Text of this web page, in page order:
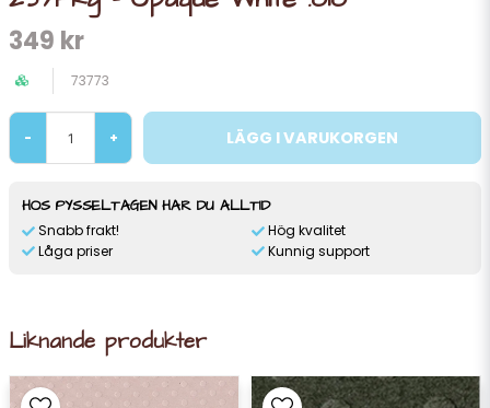
349 kr
73773
- + LÄGG I VARUKORGEN
HOS PYSSELTAGEN HAR DU ALLTID
Snabb frakt!
Låga priser
Hög kvalitet
Kunnig support
Liknande produkter